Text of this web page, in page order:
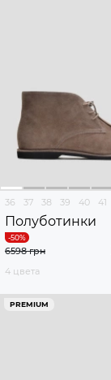
36 37 38 39 40 41
Полуботинки
6598 грн
4 цвета
PREMIUM